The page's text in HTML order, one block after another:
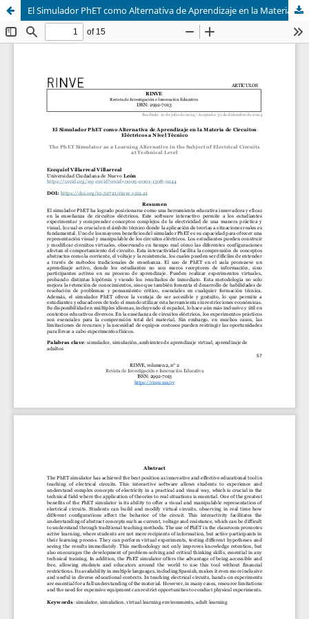
El Simulador PhET como Alternativa de Aprendizaje en la Materia de Circuitos Eléctricos a Nivel Técnico